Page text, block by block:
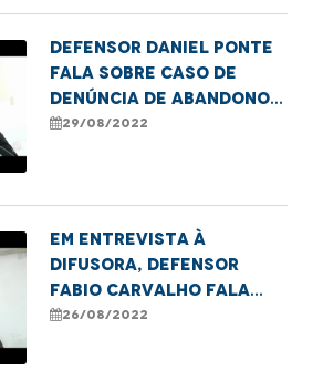
Defensor Daniel Ponte
fala sobre caso de
denúncia de abandono e
sequestro em Caxias
29/08/2022
Em entrevista à
Difusora, Defensor
Fabio Carvalho fala
sobre termo de
26/08/2022